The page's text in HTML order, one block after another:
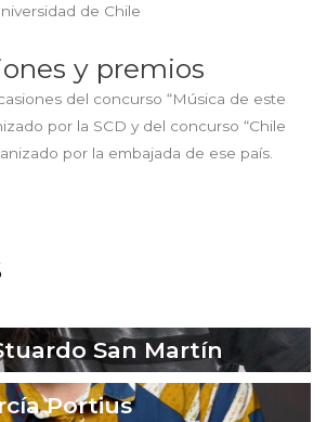
de Chile
y premios
del concurso “Música de este
por la SCD y del concurso “Chile
por la embajada de ese país.
San Martín
Portius